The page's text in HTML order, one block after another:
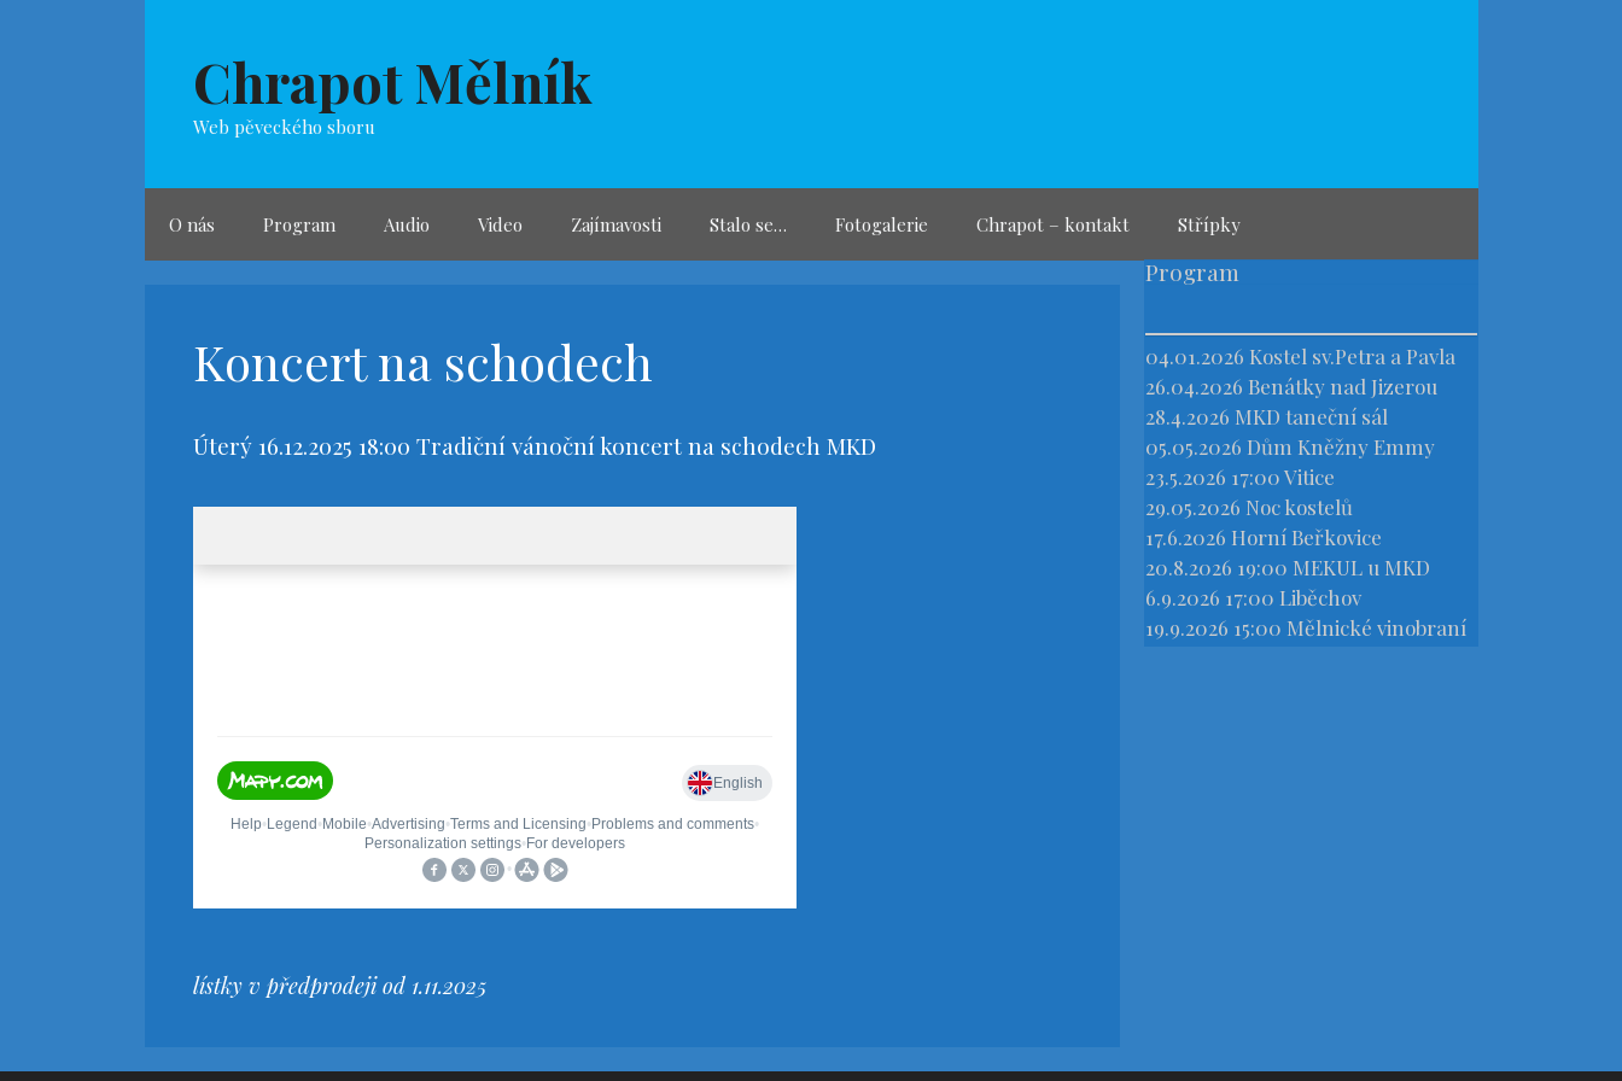
Chrapot Mělník
Web pěveckého sboru
O nás Program Audio Video Zajímavosti Stalo se… Fotogalerie Chrapot – kontakt Střípky
Koncert na schodech
Úterý 16.12.2025 18:00 Tradiční vánoční koncert na schodech MKD
lístky v předprodeji od 1.11.2025
Program
04.01.2026 Kostel sv.Petra a Pavla
26.04.2026 Benátky nad Jizerou
28.4.2026 MKD taneční sál
05.05.2026 Dům Kněžny Emmy
23.5.2026 17:00Vitice
29.05.2026 Noc kostelů
17.6.2026 Horní Beřkovice
20.8.2026 19:00 MEKUL u MKD
6.9.2026 17:00 Liběchov
19.9.2026 15:00 Mělnické vinobraní